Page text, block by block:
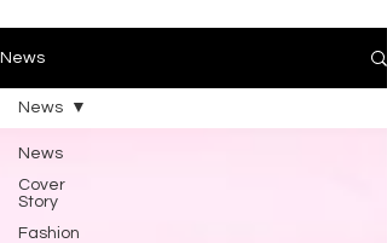
News
News
Cover
Story
Fashion
News